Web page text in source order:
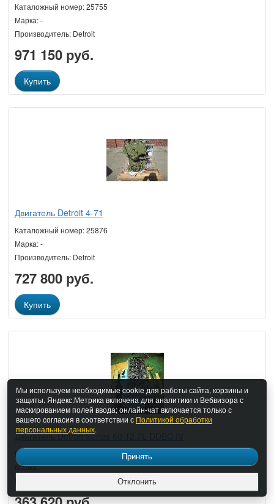
Мы используем необходимые cookie для работы сайта, корзины и
защиты. Яндекс.Метрика включена для аналитики и Вебвизора с
маскированием полей ввода; онлайн-чат включается только с
вашего согласия в соответствии с Политикой обработки
персональных данных.
Принять
Отклонить
Каталожный номер: 25755
Марка: -
Производитель: Detroit
971 150 руб.
Купить
Двигатель Detroit 4-71
Каталожный номер: 25876
Марка: -
Производитель: Detroit
727 800 руб.
Купить
Двигатель Detroit Series 60 12.7L DDEC IV
Каталожный номер: 25940
Марка: -